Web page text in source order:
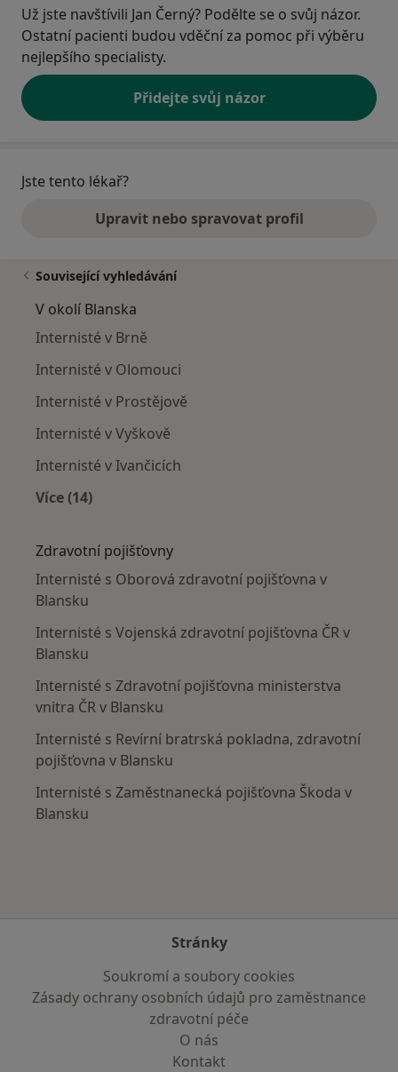
Už jste navštívili Jan Černý? Podělte se o svůj názor.
Ostatní pacienti budou vděční za pomoc při výběru
nejlepšího specialisty.
Přidejte svůj názor
Jste tento lékař?
Upravit nebo spravovat profil
Související vyhledávání
V okolí Blanska
Internisté v Brně
Internisté v Olomouci
Internisté v Prostějově
Internisté v Vyškově
Internisté v Ivančicích
Více (14)
Zdravotní pojišťovny
Internisté s Oborová zdravotní pojišťovna v
Blansku
Internisté s Vojenská zdravotní pojišťovna ČR v
Blansku
Internisté s Zdravotní pojišťovna ministerstva
vnitra ČR v Blansku
Internisté s Revírní bratrská pokladna, zdravotní
pojišťovna v Blansku
Internisté s Zaměstnanecká pojišťovna Škoda v
Blansku
Stránky
Soukromí a soubory cookies
Zásady ochrany osobních údajů pro zaměstnance
zdravotní péče
O nás
Kontakt